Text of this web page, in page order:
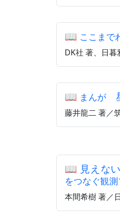
📖 ここまで
DK社 著、日
📖 まんが
藤井龍二 著／
📖 見えな
をつなぐ観
本間希樹 著／